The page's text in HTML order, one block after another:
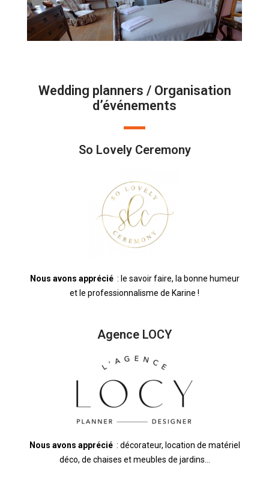
Wedding planners / Organisation
d’événements
So Lovely Ceremony
Nous avons apprécié : le savoir faire, la bonne humeur
et le professionnalisme de Karine !
Agence LOCY
Nous avons apprécié : décorateur, location de matériel
déco, de chaises et meubles de jardins…